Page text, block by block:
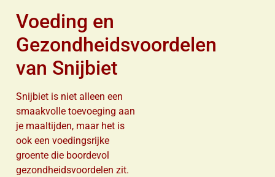
Voeding en
Gezondheidsvoordelen
van Snijbiet
Snijbiet is niet alleen een
smaakvolle toevoeging aan
je maaltijden, maar het is
ook een voedingsrijke
groente die boordevol
gezondheidsvoordelen zit.